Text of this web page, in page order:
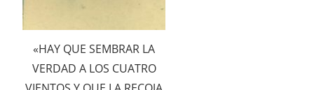
«HAY QUE SEMBRAR LA
VERDAD A LOS CUATRO